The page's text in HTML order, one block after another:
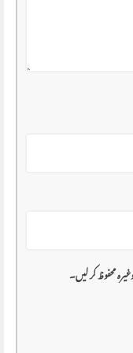
محفوظ کر لیں۔